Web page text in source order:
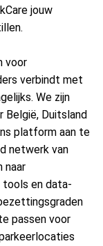
jouw
voor
verbindt met
We zijn
België, Duitsland
platform aan te
netwerk van
naar
tools en data-
passen voor